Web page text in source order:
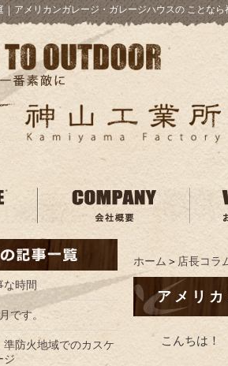
｜ アメリカンガレージ・ガレージハウスの ことな
ホーム ＞店長コラ
アメリ
こんちは！
な時間
です。
準防火地域でのカスケ
ジ